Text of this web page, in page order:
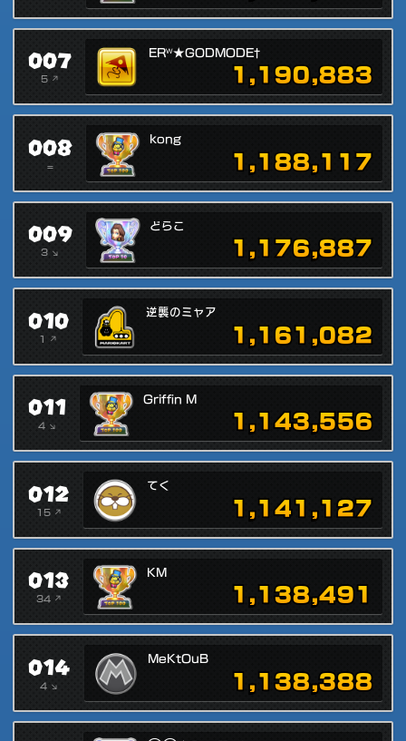
007
5 ↗
ERᵂ★GODMODE†
1,190,883
008
=
kong
1,188,117
009
3 ↘
どらこ
1,176,887
010
1 ↗
逆襲のミャア
1,161,082
011
4 ↘
Griffin M
1,143,556
012
15 ↗
てく
1,141,127
013
34 ↗
KM
1,138,491
014
4 ↘
MeKtOuB
1,138,388